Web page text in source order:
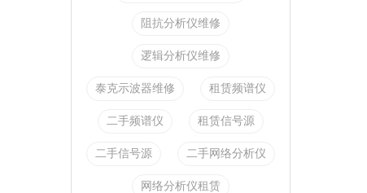
阻抗分析仪维修
逻辑分析仪维修
泰克示波器维修 租赁频谱仪
二手频谱仪 租赁信号源
二手信号源 二手网络分析仪
网络分析仪租赁